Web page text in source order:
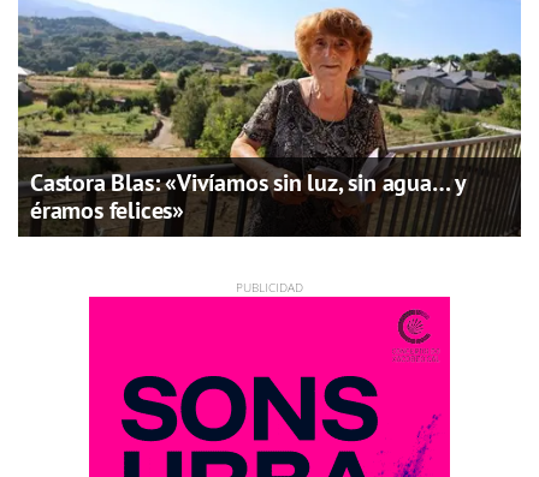
Castora Blas: «Vivíamos sin luz, sin agua… y
éramos felices»